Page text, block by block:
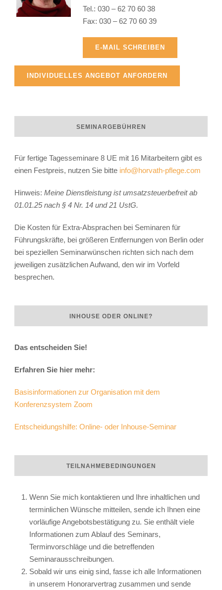
Tel.: 030 – 62 70 60 38
Fax: 030 – 62 70 60 39
E-MAIL SCHREIBEN
INDIVIDUELLES ANGEBOT ANFORDERN
SEMINARGEBÜHREN
Für fertige Tagesseminare 8 UE mit 16 Mitarbeitern gibt es
einen Festpreis, nutzen Sie bitte info@horvath-pflege.com
Hinweis: Meine Dienstleistung ist umsatzsteuerbefreit ab
01.01.25 nach § 4 Nr. 14 und 21 UstG.
Die Kosten für Extra-Absprachen bei Seminaren für
Führungskräfte, bei größeren Entfernungen von Berlin oder
bei speziellen Seminarwünschen richten sich nach dem
jeweiligen zusätzlichen Aufwand, den wir im Vorfeld
besprechen.
INHOUSE ODER ONLINE?
Das entscheiden Sie!
Erfahren Sie hier mehr:
Basisinformationen zur Organisation mit dem
Konferenzsystem Zoom
Entscheidungshilfe: Online- oder Inhouse-Seminar
TEILNAHMEBEDINGUNGEN
Wenn Sie mich kontaktieren und Ihre inhaltlichen und
terminlichen Wünsche mitteilen, sende ich Ihnen eine
vorläufige Angebotsbestätigung zu. Sie enthält viele
Informationen zum Ablauf des Seminars,
Terminvorschläge und die betreffenden
Seminarausschreibungen.
Sobald wir uns einig sind, fasse ich alle Informationen
in unserem Honorarvertrag zusammen und sende